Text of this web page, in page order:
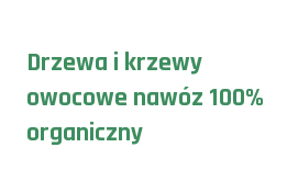
Drzewa i krzewy
owocowe nawóz 100%
organiczny